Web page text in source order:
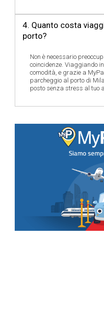
4. Quanto costa
porto?
Non è necessario
coincidenze. Viaggiando
comodità, e grazie a
parcheggio al porto di
posto senza stress al tuo